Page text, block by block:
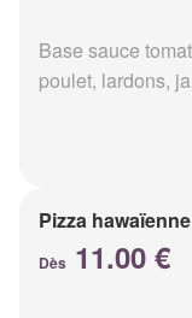
Base sauce
poulet, lardons,
Pizza hawaïenne
Dès 11.00 €